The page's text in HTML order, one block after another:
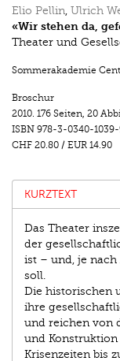
Elio Pellin Ulrich
«Wir stehen da,
Theater und
Sommerakademie
Broschur
2010. 176 Seiten, 20
ISBN 978-3-0340-
CHF 20.80 / EUR 14.90
KURZTEXT
Das Theater
der
ist – und, je nach
soll.
Die historischen
ihre
und reichen von
und
Krisenzeiten bis